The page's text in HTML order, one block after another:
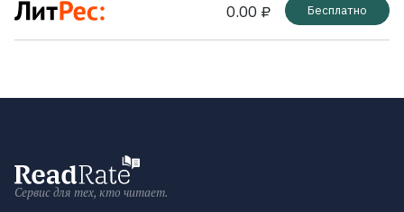
0.00 ₽ Бесплатно
Сервис для тех, кто читает.